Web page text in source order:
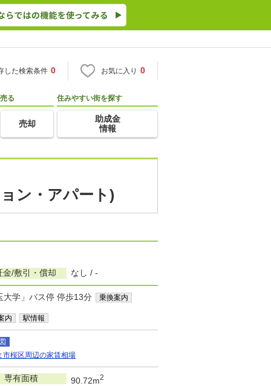
した検索条件 0 お気に入り 0
売る
売却
住みやすい街を探す
助成金
情報
ン・アパート)
金/敷引・償却 なし / -
大学」バス停 停歩13分
乗換案内
内 駅情報
市桜区周辺の家賃相場
専有面積 90.72m2